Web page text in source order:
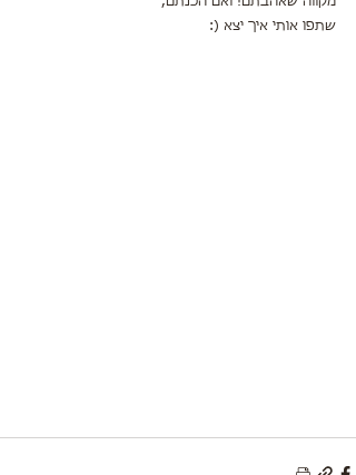
שתפו אותי איך יצא (: